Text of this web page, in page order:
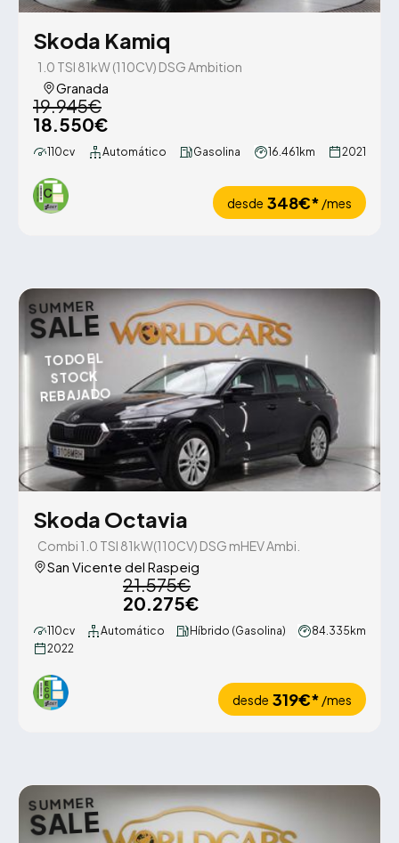
Skoda Kamiq
1.0 TSI 81kW (110CV) DSG Ambition
Granada
19.945€
18.550€
110cv Automático Gasolina 16.461km 2021
desde 348€* /mes
SUMMER
SALE
TODO EL
STOCK
REBAJADO
Skoda Octavia
Combi 1.0 TSI 81kW(110CV) DSG mHEV Ambi.
San Vicente del Raspeig
21.575€
20.275€
110cv Automático Híbrido (Gasolina)
84.335km
2022
desde 319€* /mes
SUMMER
SALE